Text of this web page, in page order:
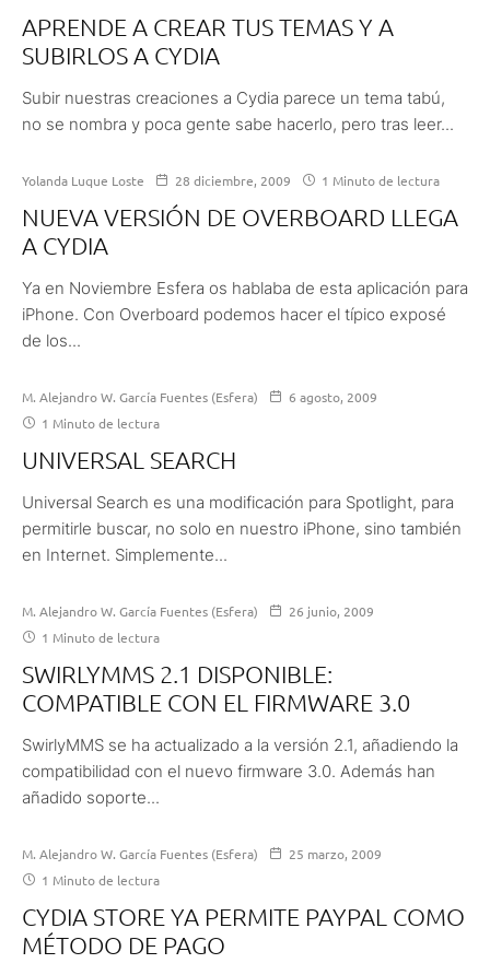
APRENDE A CREAR TUS TEMAS Y A
SUBIRLOS A CYDIA
Subir nuestras creaciones a Cydia parece un tema tabú,
no se nombra y poca gente sabe hacerlo, pero tras leer...
Yolanda Luque Loste 28 diciembre, 2009 1 Minuto de lectura
NUEVA VERSIÓN DE OVERBOARD LLEGA
A CYDIA
Ya en Noviembre Esfera os hablaba de esta aplicación para
iPhone. Con Overboard podemos hacer el típico exposé
de los...
M. Alejandro W. García Fuentes (Esfera)
6 agosto, 2009
1 Minuto de lectura
UNIVERSAL SEARCH
Universal Search es una modificación para Spotlight, para
permitirle buscar, no solo en nuestro iPhone, sino también
en Internet. Simplemente...
M. Alejandro W. García Fuentes (Esfera)
26 junio, 2009
1 Minuto de lectura
SWIRLYMMS 2.1 DISPONIBLE:
COMPATIBLE CON EL FIRMWARE 3.0
SwirlyMMS se ha actualizado a la versión 2.1, añadiendo la
compatibilidad con el nuevo firmware 3.0. Además han
añadido soporte...
M. Alejandro W. García Fuentes (Esfera)
25 marzo, 2009
1 Minuto de lectura
CYDIA STORE YA PERMITE PAYPAL COMO
MÉTODO DE PAGO